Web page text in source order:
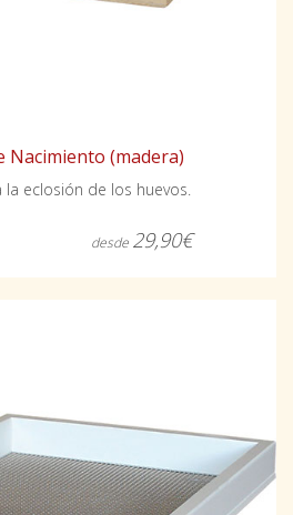
Nacimiento (madera)
la eclosión de los huevos.
desde 29,90€